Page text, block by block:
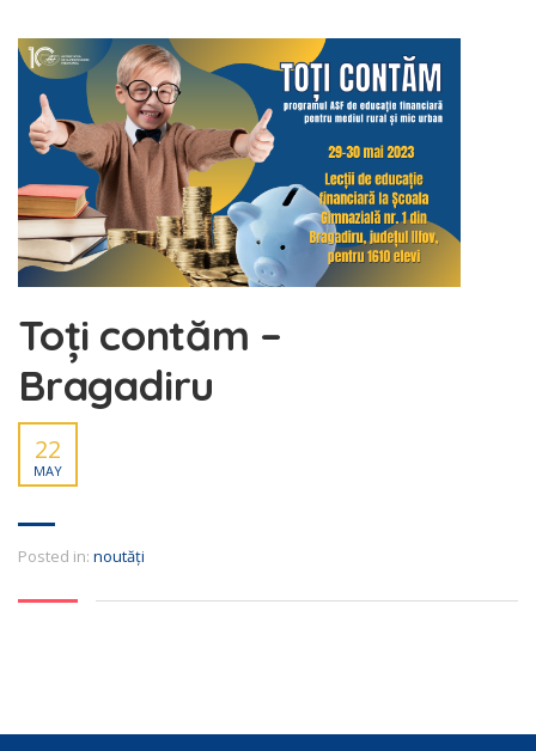
Toți contăm –
Bragadiru
22
MAY
Posted in: noutăți